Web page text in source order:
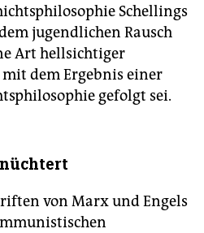
Schellings
jugendlichen Rausch
Art hellsichtiger
dem Ergebnis einer
gefolgt sei.
von Marx und Engels